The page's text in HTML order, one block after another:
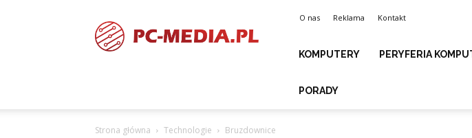
media.pl
O nas Reklama Kontakt
KOMPUTERY PERYFERIA
PORADY
Strona główna Technologie Bruzdownice